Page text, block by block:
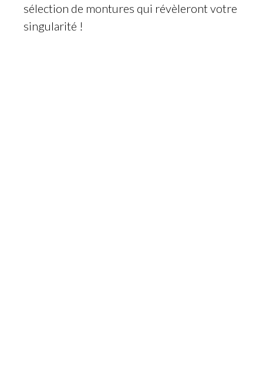
sélection de montures qui révèleront votre
singularité !